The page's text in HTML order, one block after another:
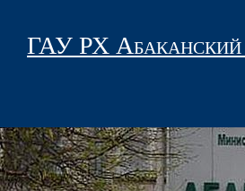
ГАУ РХ Абаканский